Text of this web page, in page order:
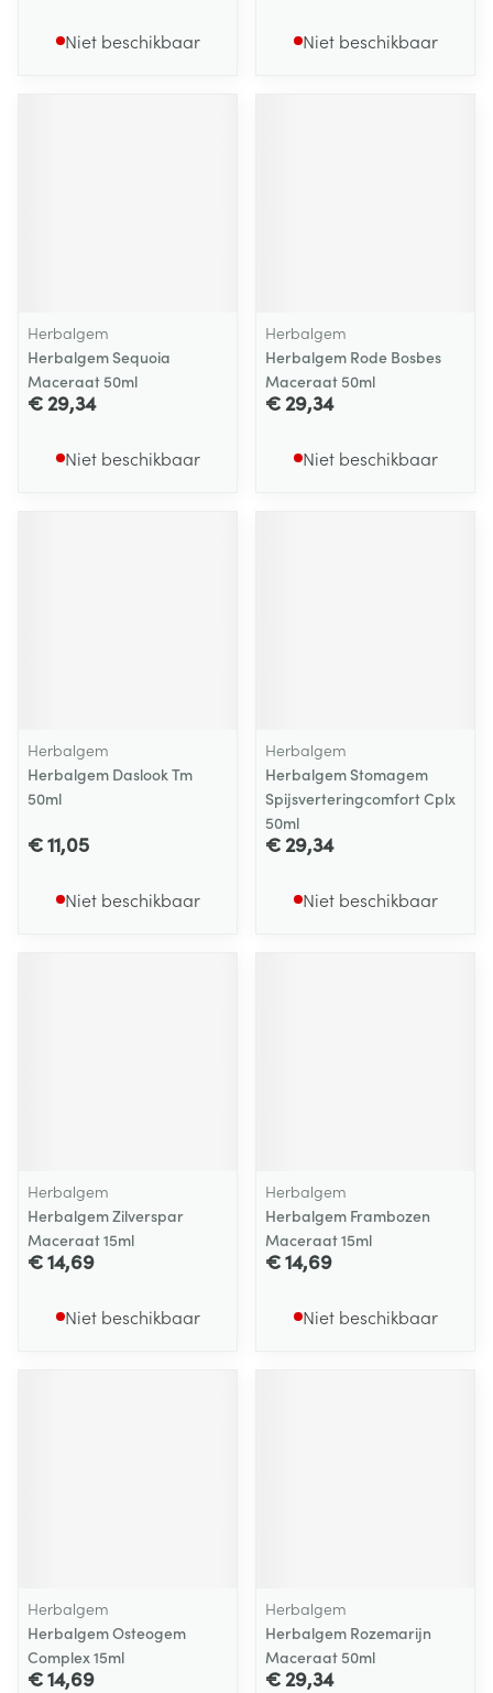
Niet beschikbaar Niet beschikbaar
Herbalgem
Herbalgem Sequoia
Maceraat 50ml
€ 29,34
Niet beschikbaar
Herbalgem
Herbalgem Rode Bosbes
Maceraat 50ml
€ 29,34
Niet beschikbaar
Herbalgem
Herbalgem Daslook Tm
50ml
€ 11,05
Niet beschikbaar
Herbalgem
Herbalgem Stomagem
Spijsverteringcomfort Cplx
50ml
€ 29,34
Niet beschikbaar
Herbalgem
Herbalgem Zilverspar
Maceraat 15ml
€ 14,69
Niet beschikbaar
Herbalgem
Herbalgem Frambozen
Maceraat 15ml
€ 14,69
Niet beschikbaar
Herbalgem
Herbalgem Osteogem
Complex 15ml
€ 14,69
Herbalgem
Herbalgem Rozemarijn
Maceraat 50ml
€ 29,34